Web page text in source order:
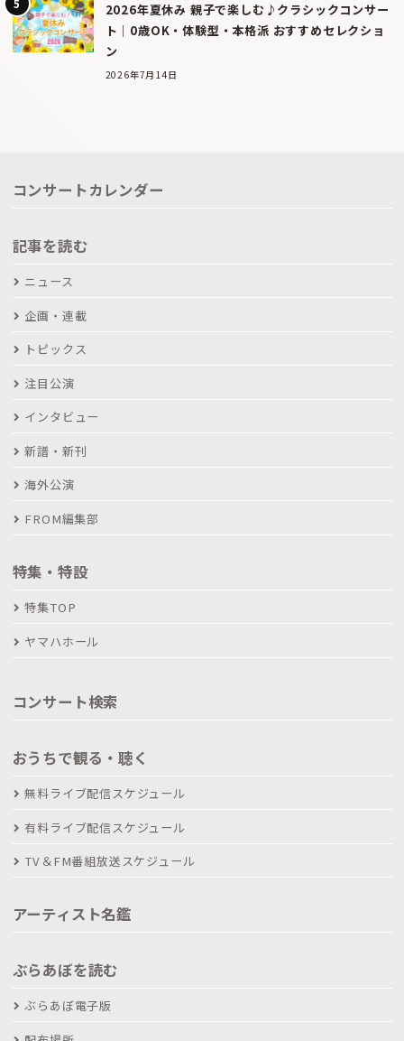
2026年夏休み 親子で楽しむ♪クラシックコンサー
ト｜0歳OK・体験型・本格派 おすすめセレクショ
ン
2026年7月14日
コンサートカレンダー
記事を読む
ニュース
企画・連載
トピックス
注目公演
インタビュー
新譜・新刊
海外公演
FROM編集部
特集・特設
特集TOP
ヤマハホール
コンサート検索
おうちで観る・聴く
無料ライブ配信スケジュール
有料ライブ配信スケジュール
TV＆FM番組放送スケジュール
アーティスト名鑑
ぶらあぼを読む
ぶらあぼ電子版